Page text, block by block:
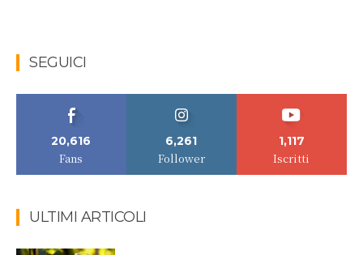
SEGUICI
20,616
Fans
6,261
Follower
1,117
Iscritti
ULTIMI ARTICOLI